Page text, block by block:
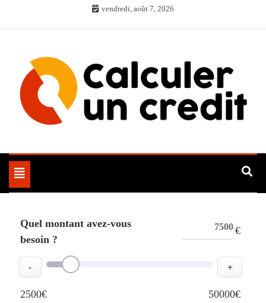
vendredi, août 7, 2026
Toggle
navigation
Quel montant avez-vous
besoin ?
€
- +
2500€ 50000€